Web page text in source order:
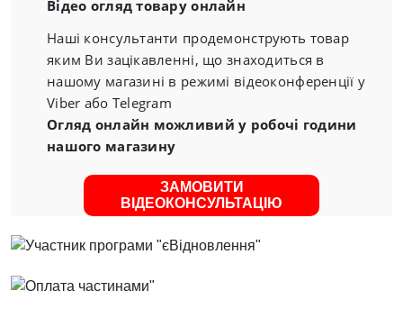
Відео огляд товару онлайн
Наші консультанти продемонструють товар
яким Ви зацікавленні, що знаходиться в
нашому магазині в режимі відеоконференції у
Viber або Telegram
Огляд онлайн можливий у робочі години
нашого магазину
ЗАМОВИТИ
ВІДЕОКОНСУЛЬТАЦІЮ